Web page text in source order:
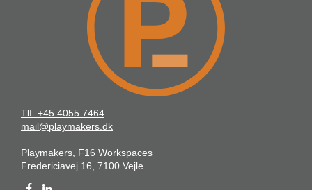
Tlf. +45 4055 7464
mail@playmakers.dk
Playmakers, F16 Workspaces
Fredericiavej 16, 7100 Vejle